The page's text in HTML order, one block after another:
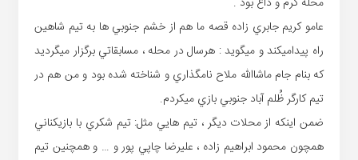
عامو كريم جابري زاده قصه ما هم از خشم جنوبي ها به تيم شاهين
راه پيداميكند و ميگويد : هرسال در محله ، مسابقاتي برگزار ميگرديد
كه بنام جام ماشاالله ملاح نامگذاري و شناخته شده بود و من هم در
تيم كارگر ظُلم آباد جنوبي بازي ميكردم.
ضمن اينكه از محلات ديگر ، تيم هايي مثل: تيم شكري با بازيكناني
همچون محمود ابراهيم زاده ، عليرضا چاپي پور و … و همچنين تيم